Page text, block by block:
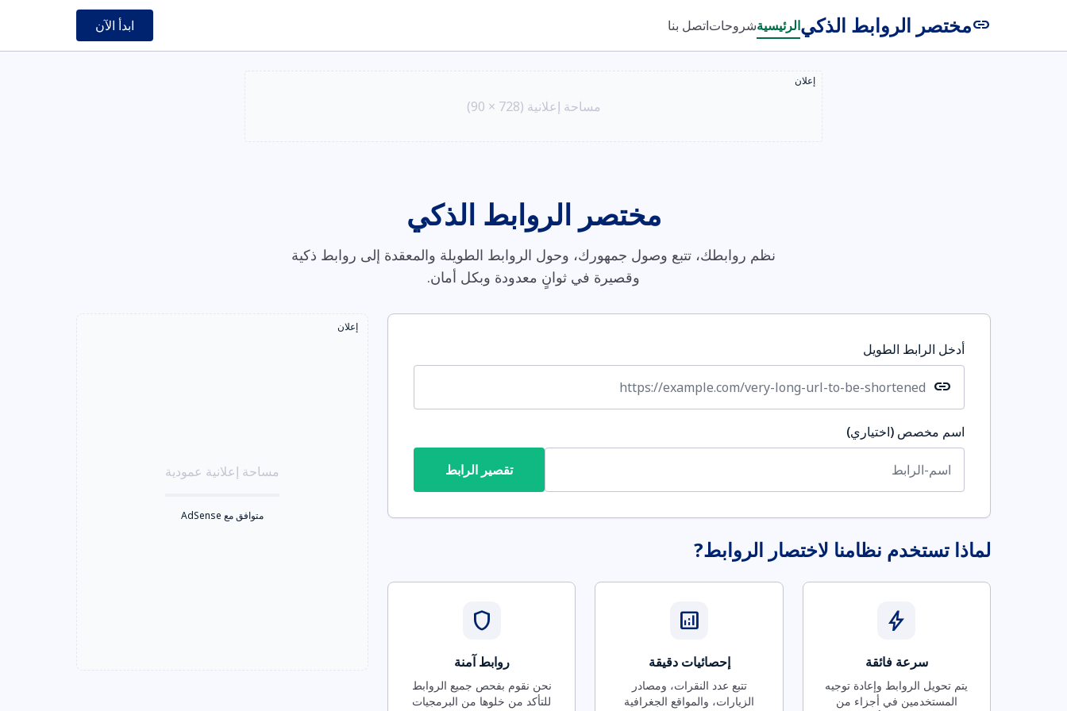
linkمختصر الروابط الذكيالرئيسيةشروحاتاتصل بنا ابدأ الآن
إعلان
مساحة إعلانية (728 × 90)
مختصر الروابط الذكي
نظم روابطك، تتبع وصول جمهورك، وحول الروابط الطويلة والمعقدة إلى روابط ذكية
وقصيرة في ثوانٍ معدودة وبكل أمان.
أدخل الرابط الطويل
link
اسم مخصص (اختياري)
تقصير الرابط
لماذا تستخدم نظامنا لاختصار الروابط?
bolt
سرعة فائقة
يتم تحويل الروابط وإعادة توجيه
المستخدمين في أجزاء من
analytics
إحصائيات دقيقة
تتبع عدد النقرات، ومصادر
الزيارات، والمواقع الجغرافية
shield
روابط آمنة
نحن نقوم بفحص جميع الروابط
للتأكد من خلوها من البرمجيات
إعلان
مساحة إعلانية عمودية
متوافق مع AdSense